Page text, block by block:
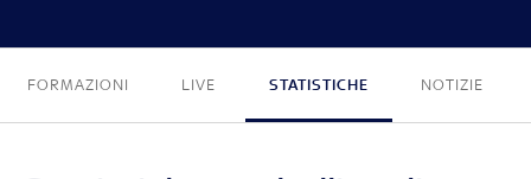
FORMAZIONI LIVE STATISTICHE NOTIZIE